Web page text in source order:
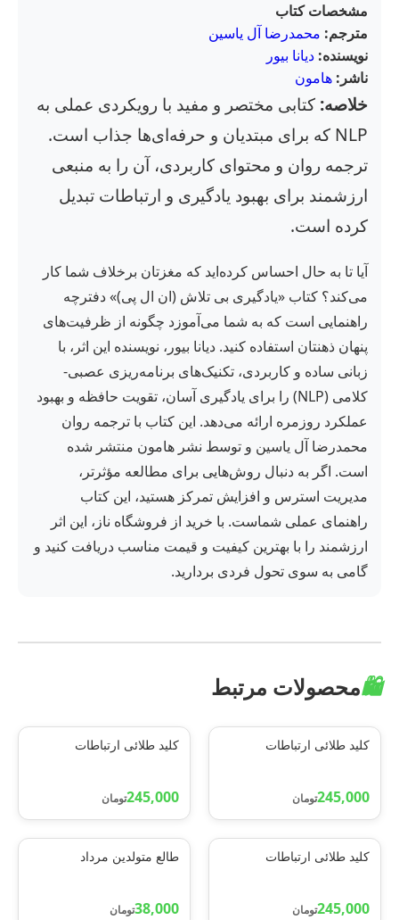
مشخصات کتاب
مترجم: محمدرضا آل یاسین
نویسنده: دیانا بیور
ناشر: هامون
خلاصه: کتابی مختصر و مفید با رویکردی عملی به
NLP که برای مبتدیان و حرفه‌ای‌ها جذاب است.
ترجمه روان و محتوای کاربردی، آن را به منبعی
ارزشمند برای بهبود یادگیری و ارتباطات تبدیل
کرده است.
آیا تا به حال احساس کرده‌اید که مغزتان برخلاف شما کار
می‌کند؟ کتاب «یادگیری بی تلاش (ان ال پی)» دفترچه
راهنمایی است که به شما می‌آموزد چگونه از ظرفیت‌های
پنهان ذهنتان استفاده کنید. دیانا بیور، نویسنده این اثر، با
زبانی ساده و کاربردی، تکنیک‌های برنامه‌ریزی عصبی-
کلامی (NLP) را برای یادگیری آسان، تقویت حافظه و بهبود
عملکرد روزمره ارائه می‌دهد. این کتاب با ترجمه روان
محمدرضا آل یاسین و توسط نشر هامون منتشر شده
است. اگر به دنبال روش‌هایی برای مطالعه مؤثرتر،
مدیریت استرس و افزایش تمرکز هستید، این کتاب
راهنمای عملی شماست. با خرید از فروشگاه ناز، این اثر
ارزشمند را با بهترین کیفیت و قیمت مناسب دریافت کنید و
گامی به سوی تحول فردی بردارید.
🛍️محصولات مرتبط
کلید طلائی ارتباطات
245,000تومان
کلید طلائی ارتباطات
245,000تومان
کلید طلائی ارتباطات
245,000تومان
طالع متولدین مرداد
38,000تومان